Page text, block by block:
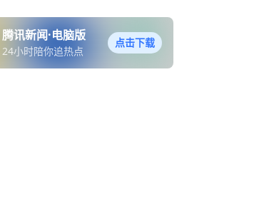
腾讯新闻·电脑版
24小时陪你追热点
点击下载